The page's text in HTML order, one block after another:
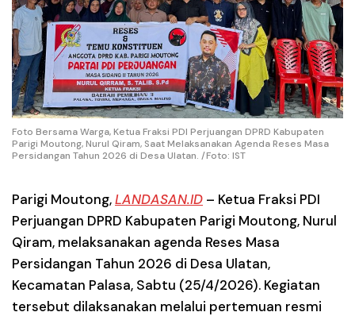
Foto Bersama Warga, Ketua Fraksi PDI Perjuangan DPRD Kabupaten
Parigi Moutong, Nurul Qiram, Saat Melaksanakan Agenda Reses Masa
Persidangan Tahun 2026 di Desa Ulatan. /Foto: IST
Parigi Moutong,LANDASAN.ID – Ketua Fraksi PDI
Perjuangan DPRD Kabupaten Parigi Moutong, Nurul
Qiram, melaksanakan agenda Reses Masa
Persidangan Tahun 2026 di Desa Ulatan,
Kecamatan Palasa, Sabtu (25/4/2026). Kegiatan
tersebut dilaksanakan melalui pertemuan resmi